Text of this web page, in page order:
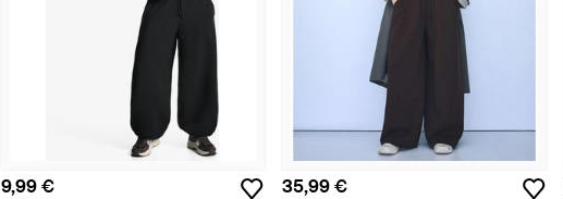
9,99 € 35,99 €